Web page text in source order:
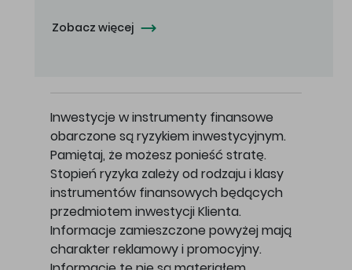
Zobacz więcej
Inwestycje w instrumenty finansowe
obarczone są ryzykiem inwestycyjnym.
Pamiętaj, że możesz ponieść stratę.
Stopień ryzyka zależy od rodzaju i klasy
instrumentów finansowych będących
przedmiotem inwestycji Klienta.
Informacje zamieszczone powyżej mają
charakter reklamowy i promocyjny.